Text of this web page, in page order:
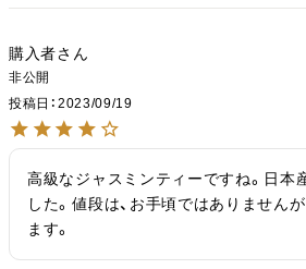
購入者
非公開
投稿日
2023/09/19
高級なジャスミンティーですね。日本
した。値段は、お手頃ではありません
ます。